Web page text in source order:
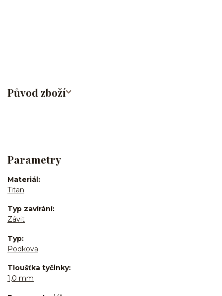
Původ zboží
Parametry
Materiál
Titan
Typ zavírání
Závit
Typ
Podkova
Tloušťka tyčinky
1,0 mm